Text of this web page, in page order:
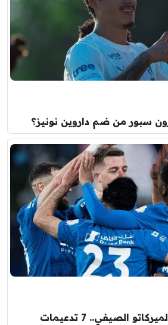
سبور من ضم داروين نونيز؟
صفقات الهلال في الميركاتو الصيفي.. 7 تدعيمات